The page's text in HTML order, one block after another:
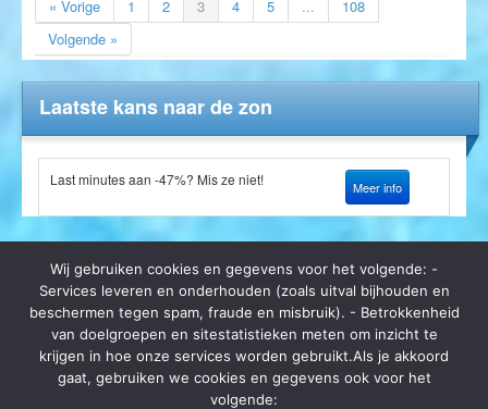
« Vorige 1 2 3 4 5 ...
108
Volgende »
Laatste kans naar de zon
Last minutes aan -47%? Mis ze niet! Meer info
Op zomerbrochure.be kan je terecht voor het bestellen van
reisbrochures, het lastminute aanbod van vele reisorganisaties en hot
deals. Ga je op vakantie? Ga dan eerst langs zomerbrochure.be voor
Wij gebruiken cookies en gegevens voor het volgende: -
Services leveren en onderhouden (zoals uitval bijhouden en
beschermen tegen spam, fraude en misbruik). - Betrokkenheid
van doelgroepen en sitestatistieken meten om inzicht te
krijgen in hoe onze services worden gebruikt.Als je akkoord
gaat, gebruiken we cookies en gegevens ook voor het
volgende: